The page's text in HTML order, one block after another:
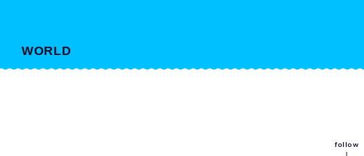
WORLD
follow